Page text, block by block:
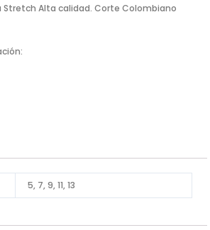
Stretch Alta calidad. Corte Colombiano
5, 7, 9, 11, 13